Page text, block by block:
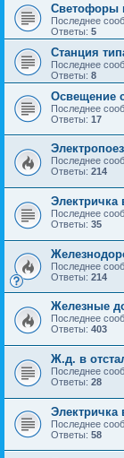
Светофоры
Последнее
Ответы: 5
Станция
Последнее
Ответы: 8
Освещение
Последнее
Ответы: 17
Последнее
Ответы: 214
Электричка
Последнее
Ответы: 35
Последнее
Ответы: 214
Железные
Последнее
Ответы: 403
Ж.д. в
Последнее
Ответы: 28
Электричка
Последнее
Ответы: 58